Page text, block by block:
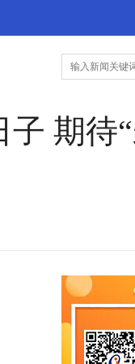
期待